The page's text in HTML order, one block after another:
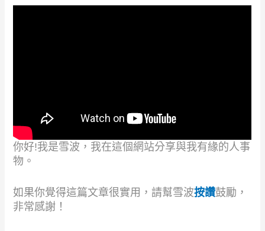
你好!我是雪波，我在這個網站分享與我有緣的人事
物。
如果你覺得這篇文章很實用，請幫雪波按讚鼓勵，
非常感謝！